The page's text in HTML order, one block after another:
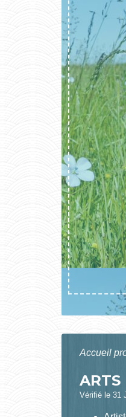
Accueil
ARTS
Vérifié le 31